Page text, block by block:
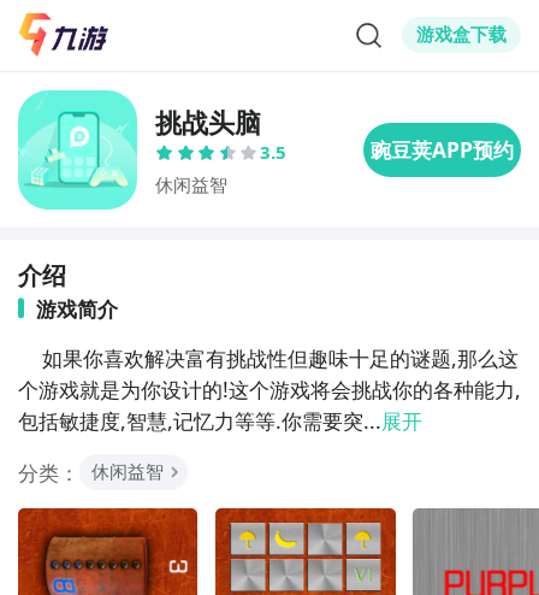
游戏盒下载
挑战头脑
3.5
休闲益智
介绍
游戏简介
个游戏就是为你设计的!这个游戏将会挑战你的各种能力,
包括敏捷度,智慧,记忆力等等.你需要突...展开
分类：
休闲益智